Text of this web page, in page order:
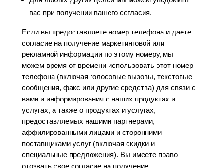
вас при получении вашего согласия.
Если вы предоставляете номер телефона и даете
согласие на получение маркетинговой или
рекламной информации по этому номеру, мы
можем время от времени использовать этот номер
телефона (включая голосовые вызовы, текстовые
сообщения, факс или другие средства) для связи с
вами и информирования о наших продуктах и
услугах, а также о продуктах и услугах,
предоставляемых нашими партнерами,
аффилированными лицами и сторонними
поставщиками услуг (включая скидки и
специальные предложения). Вы имеете право
отозвать свое согласие на получение